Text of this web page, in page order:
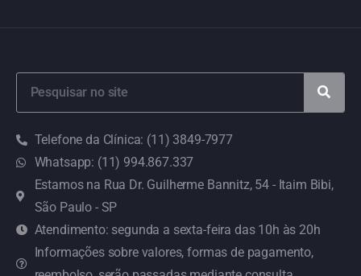
Telefone da Clínica: (11) 3849-7977
Whatsapp: (11) 994.867.337
Estamos na Rua Dr. Guilherme Bannitz, 54 - Itaim Bibi,
São Paulo - SP
Atendimento: segunda a sexta-feira das 10h às 20h
Informações sobre valores, formas de pagamento,